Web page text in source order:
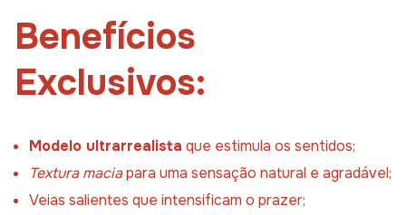
Benefícios
Exclusivos:
Modelo ultrarrealista que estimula os sentidos;
Textura maciapara uma sensação natural e agradável;
Veias salientes que intensificam o prazer;